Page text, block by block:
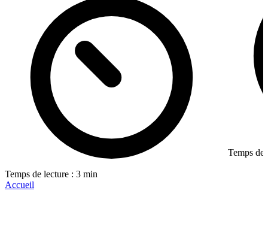
Temps de lecture : 3 min
Temps de
Accueil